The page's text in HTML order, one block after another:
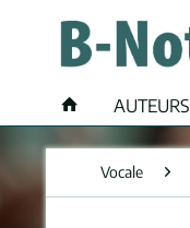
AUTEURS
Vocale